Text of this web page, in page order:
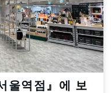
울역점』에 보